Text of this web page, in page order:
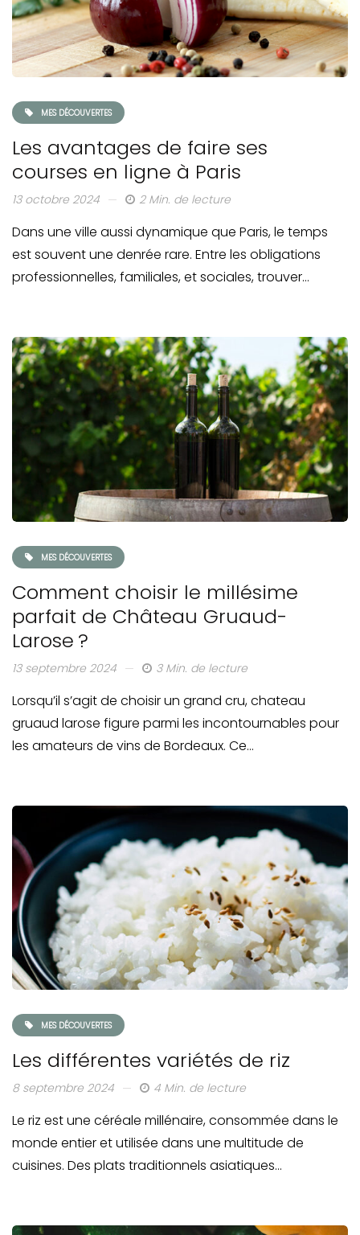
MES DÉCOUVERTES
Les avantages de faire ses
courses en ligne à Paris
13 octobre 2024 2 Min. de lecture
Dans une ville aussi dynamique que Paris, le temps
est souvent une denrée rare. Entre les obligations
professionnelles, familiales, et sociales, trouver…
MES DÉCOUVERTES
Comment choisir le millésime
parfait de Château Gruaud-
Larose ?
13 septembre 2024 3 Min. de lecture
Lorsqu’il s’agit de choisir un grand cru, chateau
gruaud larose figure parmi les incontournables pour
les amateurs de vins de Bordeaux. Ce…
MES DÉCOUVERTES
Les différentes variétés de riz
8 septembre 2024 4 Min. de lecture
Le riz est une céréale millénaire, consommée dans le
monde entier et utilisée dans une multitude de
cuisines. Des plats traditionnels asiatiques…